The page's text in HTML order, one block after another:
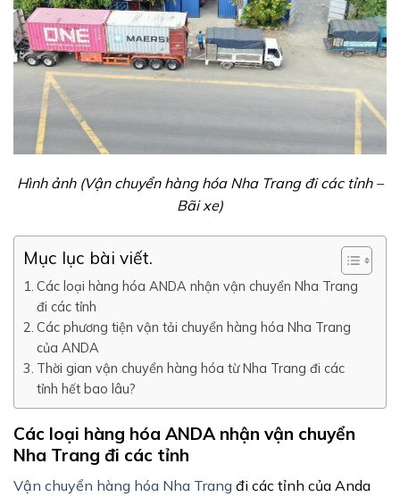
Hình ảnh (Vận chuyển hàng hóa Nha Trang đi các tỉnh –
Bãi xe)
Mục lục bài viết.
Các loại hàng hóa ANDA nhận vận chuyển Nha Trang
đi các tỉnh
Các phương tiện vận tải chuyển hàng hóa Nha Trang
của ANDA
Thời gian vận chuyển hàng hóa từ Nha Trang đi các
tỉnh hết bao lâu?
Các loại hàng hóa ANDA nhận vận chuyển
Nha Trang đi các tỉnh
Vận chuyển hàng hóa Nha Trang đi các tỉnh của Anda